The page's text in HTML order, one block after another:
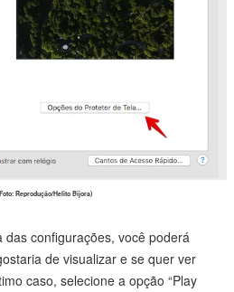
Reprodução/Helito Bijora)
das configurações, você poderá
de visualizar e se quer ver
caso, selecione a opção “Play